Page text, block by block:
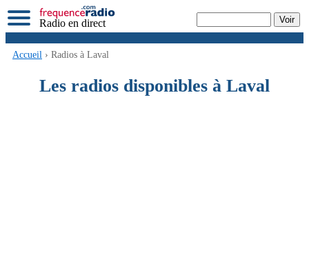
Radio en direct
Accueil › Radios à Laval
Les radios disponibles à Laval